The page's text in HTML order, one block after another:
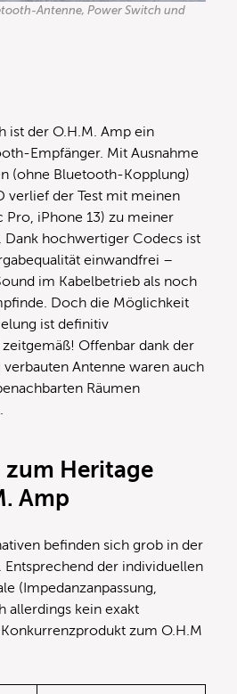
Antenne, Power Switch und
ist der O.H.M. Amp ein
Empfänger. Mit Ausnahme
(ohne Bluetooth-Kopplung)
verlief der Test mit meinen
Pro, iPhone 13) zu meiner
hochwertiger Codecs ist
einwandfrei –
im Kabelbetrieb als noch
Doch die Möglichkeit
ist definitiv
Offenbar dank der
Antenne waren auch
Räumen
Heritage
Amp
befinden sich grob in der
Entsprechend der individuellen
(Impedanzanpassung,
allerdings kein exakt
zum O.H.M